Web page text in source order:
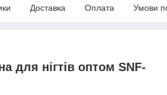
Доставка Оплата Умови
для нігтів оптом SNF-